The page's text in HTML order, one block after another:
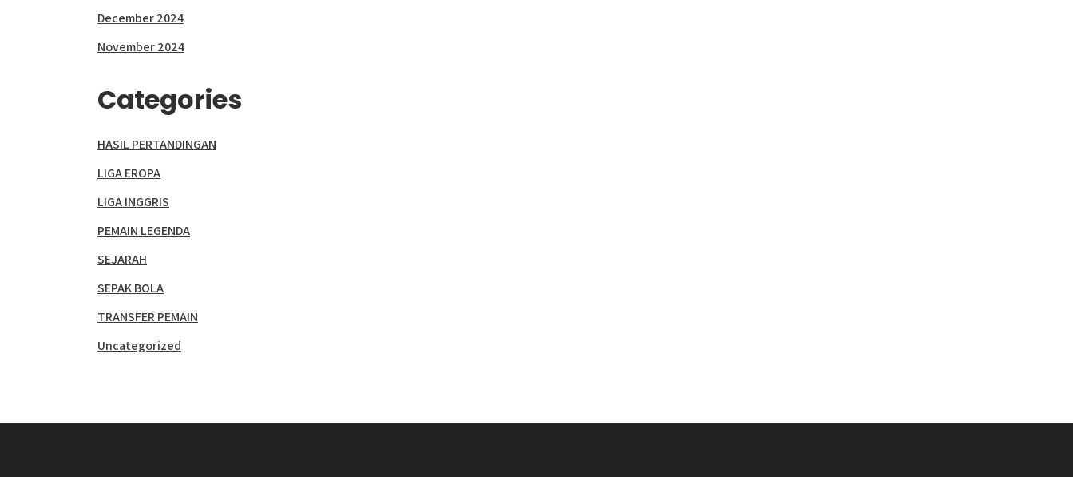
December 2024
November 2024
Categories
HASIL PERTANDINGAN
LIGA EROPA
LIGA INGGRIS
PEMAIN LEGENDA
SEJARAH
SEPAK BOLA
TRANSFER PEMAIN
Uncategorized